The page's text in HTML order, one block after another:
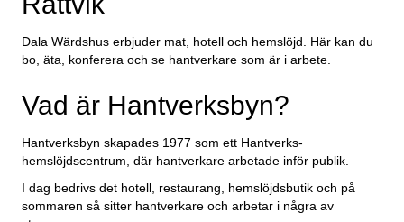
Dala Wärdshus erbjuder mat, hotell och hemslöjd. Här kan du
bo, äta, konferera och se hantverkare som är i arbete.
Vad är Hantverksbyn?
Hantverksbyn skapades 1977 som ett Hantverks-
hemslöjdscentrum, där hantverkare arbetade inför publik.
I dag bedrivs det hotell, restaurang, hemslöjdsbutik och på
sommaren så sitter hantverkare och arbetar i några av